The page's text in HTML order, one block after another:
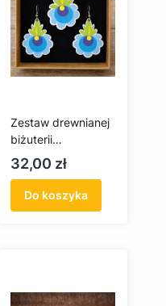
Zestaw drewnianej
biżuterii
kaszubskiej –
kolczyki i wisiorek
Cena
32,00 zł
Do koszyka